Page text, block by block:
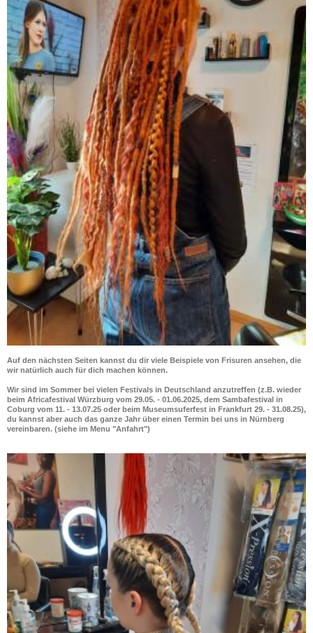
Auf den nächsten Seiten kannst du dir viele Beispiele von Frisuren ansehen, die
wir natürlich auch für dich machen können.
Wir sind im Sommer bei vielen Festivals in Deutschland anzutreffen (z.B. wieder
beim Africafestival Würzburg vom 29.05. - 01.06.2025, dem Sambafestival in
Coburg vom 11. - 13.07.25 oder beim Museumsuferfest in Frankfurt 29. - 31.08.25),
du kannst aber auch das ganze Jahr über einen Termin bei uns in Nürnberg
vereinbaren. (siehe im Menu "Anfahrt")